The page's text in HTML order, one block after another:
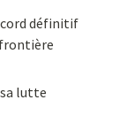
définitif
sa lutte